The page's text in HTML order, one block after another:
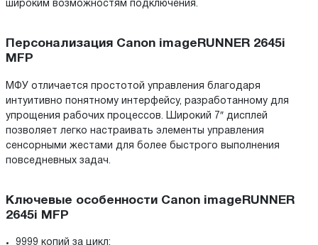
широким возможностям подключения.
Персонализация Canon imageRUNNER 2645i
MFP
МФУ отличается простотой управления благодаря
интуитивно понятному интерфейсу, разработанному для
упрощения рабочих процессов. Широкий 7″ дисплей
позволяет легко настраивать элементы управления
сенсорными жестами для более быстрого выполнения
повседневных задач.
Ключевые особенности Canon imageRUNNER
2645i MFP
9999 копий за цикл;